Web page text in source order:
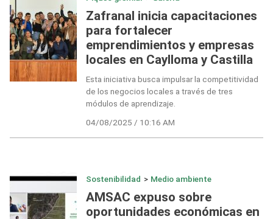
Zafranal inicia capacitaciones
para fortalecer
emprendimientos y empresas
locales en Caylloma y Castilla
Esta iniciativa busca impulsar la competitividad
de los negocios locales a través de tres
módulos de aprendizaje.
04/08/2025 / 10:16 AM
Sostenibilidad > Medio ambiente
AMSAC expuso sobre
oportunidades económicas en